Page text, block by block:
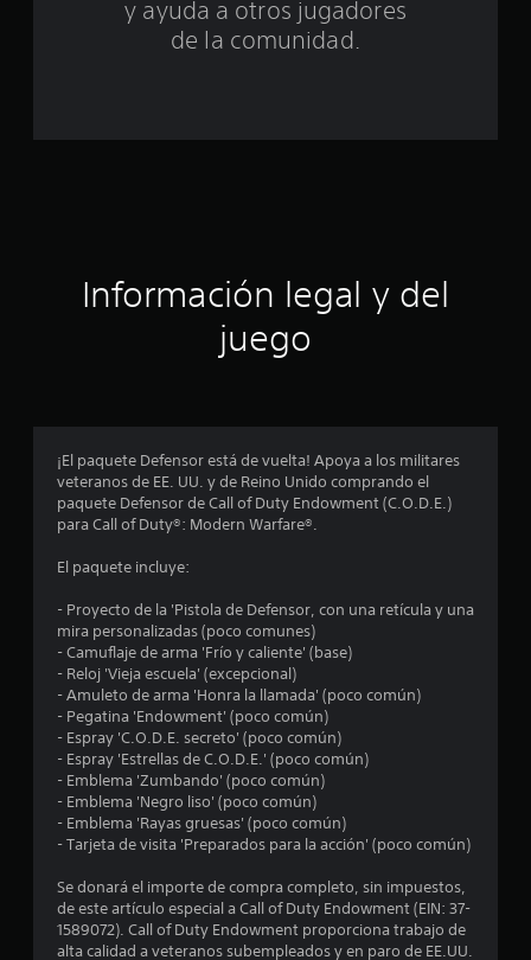
d
i
e
s
e
n
7
y ayuda a otros jugadores
de la comunidad.
Información legal y del
juego
¡El paquete Defensor está de vuelta! Apoya a los militares
veteranos de EE. UU. y de Reino Unido comprando el
paquete Defensor de Call of Duty Endowment (C.O.D.E.)
para Call of Duty®: Modern Warfare®.
El paquete incluye:
- Proyecto de la 'Pistola de Defensor, con una retícula y una
mira personalizadas (poco comunes)
- Camuflaje de arma 'Frío y caliente' (base)
- Reloj 'Vieja escuela' (excepcional)
- Amuleto de arma 'Honra la llamada' (poco común)
- Pegatina 'Endowment' (poco común)
- Espray 'C.O.D.E. secreto' (poco común)
- Espray 'Estrellas de C.O.D.E.' (poco común)
- Emblema 'Zumbando' (poco común)
- Emblema 'Negro liso' (poco común)
- Emblema 'Rayas gruesas' (poco común)
- Tarjeta de visita 'Preparados para la acción' (poco común)
Se donará el importe de compra completo, sin impuestos,
de este artículo especial a Call of Duty Endowment (EIN: 37-
1589072). Call of Duty Endowment proporciona trabajo de
alta calidad a veteranos subempleados y en paro de EE.UU.